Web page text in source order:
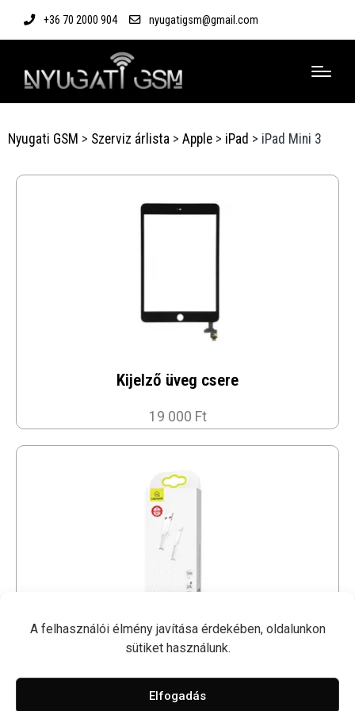
A felhasználói élmény javítása érdekében, oldalunkon
sütiket használunk.
Elfogadás
+36 70 2000 904 nyugatigsm@gmail.com
Nyugati GSM > Szerviz árlista > Apple > iPad > iPad Mini 3
Kijelző üveg csere
19 000 Ft
1M USB Kábel - USAMS
2 500 Ft